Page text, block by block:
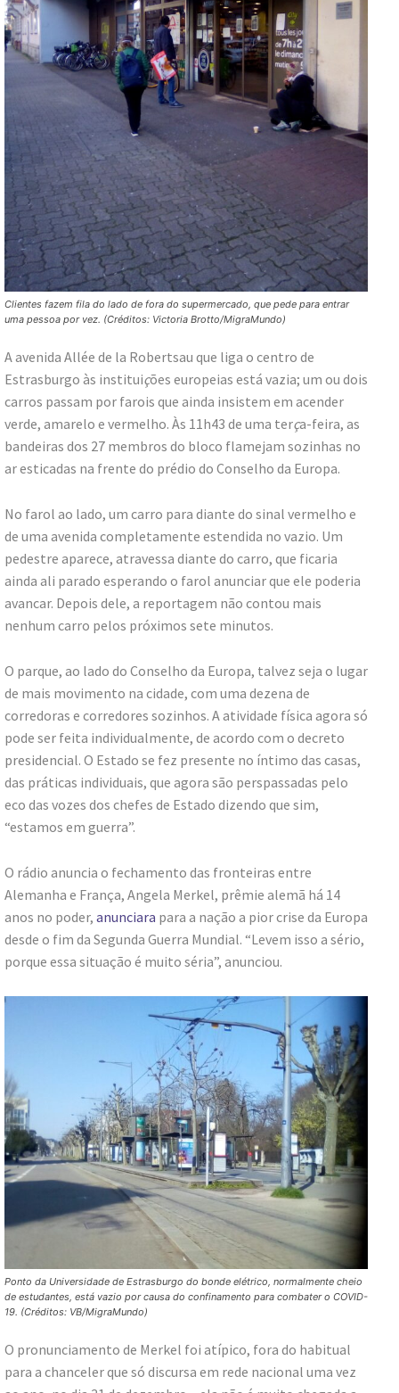
Clientes fazem fila do lado de fora do supermercado, que pede para entrar
uma pessoa por vez. (Créditos: Victoria Brotto/MigraMundo)
A avenida Allée de la Robertsau que liga o centro de
Estrasburgo às instituições europeias está vazia; um ou dois
carros passam por farois que ainda insistem em acender
verde, amarelo e vermelho. Às 11h43 de uma terça-feira, as
bandeiras dos 27 membros do bloco flamejam sozinhas no
ar esticadas na frente do prédio do Conselho da Europa.
No farol ao lado, um carro para diante do sinal vermelho e
de uma avenida completamente estendida no vazio. Um
pedestre aparece, atravessa diante do carro, que ficaria
ainda ali parado esperando o farol anunciar que ele poderia
avancar. Depois dele, a reportagem não contou mais
nenhum carro pelos próximos sete minutos.
O parque, ao lado do Conselho da Europa, talvez seja o lugar
de mais movimento na cidade, com uma dezena de
corredoras e corredores sozinhos. A atividade física agora só
pode ser feita individualmente, de acordo com o decreto
presidencial. O Estado se fez presente no íntimo das casas,
das práticas individuais, que agora são perspassadas pelo
eco das vozes dos chefes de Estado dizendo que sim,
“estamos em guerra”.
O rádio anuncia o fechamento das fronteiras entre
Alemanha e França, Angela Merkel, prêmie alemã há 14
anos no poder, anunciara para a nação a pior crise da Europa
desde o fim da Segunda Guerra Mundial. “Levem isso a sério,
porque essa situação é muito séria”, anunciou.
Ponto da Universidade de Estrasburgo do bonde elétrico, normalmente cheio
de estudantes, está vazio por causa do confinamento para combater o COVID-
19. (Créditos: VB/MigraMundo)
O pronunciamento de Merkel foi atípico, fora do habitual
para a chanceler que só discursa em rede nacional uma vez